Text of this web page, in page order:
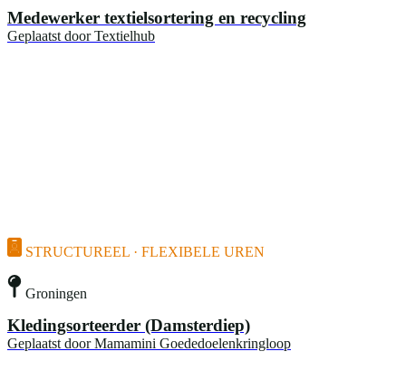
Medewerker textielsortering en recycling
Geplaatst door Textielhub
STRUCTUREEL · FLEXIBELE UREN
Groningen
Kledingsorteerder (Damsterdiep)
Geplaatst door Mamamini Goededoelenkringloop